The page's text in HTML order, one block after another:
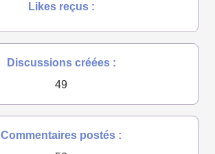
Likes reçus :
Discussions créées :
49
Commentaires postés :